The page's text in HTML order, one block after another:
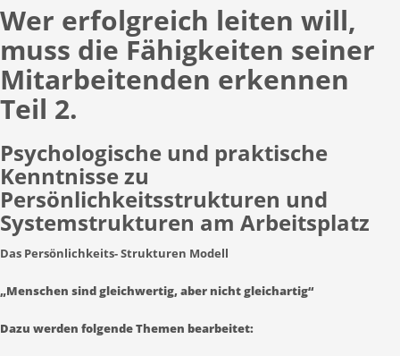
Wer erfolgreich leiten will,
muss die Fähigkeiten seiner
Mitarbeitenden erkennen
Teil 2.
Psychologische und praktische
Kenntnisse zu
Persönlichkeitsstrukturen und
Systemstrukturen am Arbeitsplatz
Das Persönlichkeits- Strukturen Modell
„Menschen sind gleichwertig, aber nicht gleichartig“
Dazu werden folgende Themen bearbeitet: